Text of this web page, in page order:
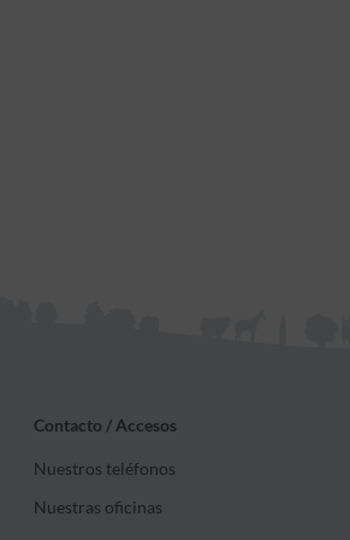
Contacto / Accesos
Nuestros teléfonos
Nuestras oficinas